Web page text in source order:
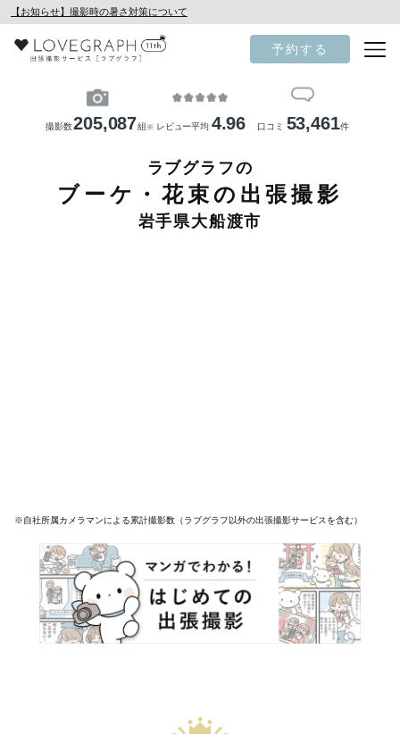
【お知らせ】撮影時の暑さ対策について
予約する
撮影数205,087組 ※ レビュー平均 4.96 口コミ 53,461件
ラブグラフの
ブーケ・花束の出張撮影
岩手県大船渡市
※自社所属カメラマンによる累計撮影数（ラブグラフ以外の出張撮影サービスを含む）